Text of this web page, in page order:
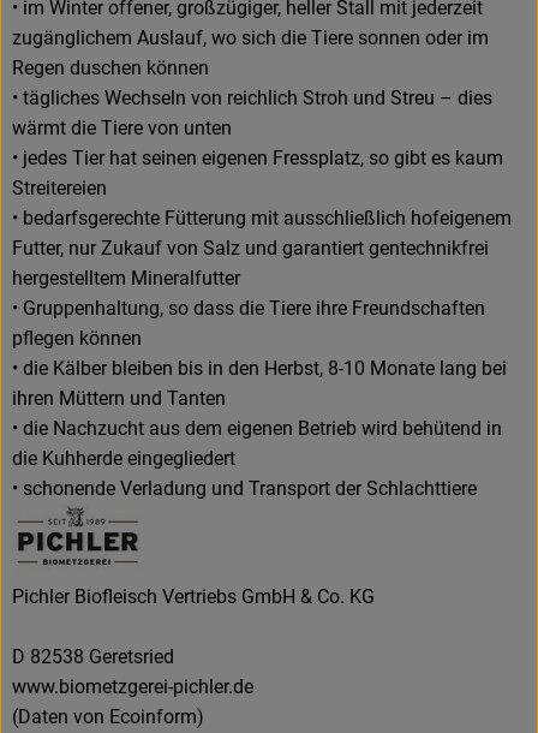
• im Winter offener, großzügiger, heller Stall mit jederzeit
zugänglichem Auslauf, wo sich die Tiere sonnen oder im
Regen duschen können
• tägliches Wechseln von reichlich Stroh und Streu – dies
wärmt die Tiere von unten
• jedes Tier hat seinen eigenen Fressplatz, so gibt es kaum
Streitereien
• bedarfsgerechte Fütterung mit ausschließlich hofeigenem
Futter, nur Zukauf von Salz und garantiert gentechnikfrei
hergestelltem Mineralfutter
• Gruppenhaltung, so dass die Tiere ihre Freundschaften
pflegen können
• die Kälber bleiben bis in den Herbst, 8-10 Monate lang bei
ihren Müttern und Tanten
• die Nachzucht aus dem eigenen Betrieb wird behütend in
die Kuhherde eingegliedert
• schonende Verladung und Transport der Schlachttiere
Pichler Biofleisch Vertriebs GmbH & Co. KG
D 82538 Geretsried
www.biometzgerei-pichler.de
(Daten von Ecoinform)